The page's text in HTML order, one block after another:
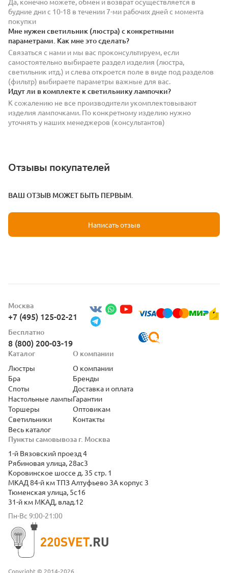
будние дни с 10-18 в течении 7-ми рабочих дней с момента
покупки
Мне нужен светильник (люстра) с конкретными
параметрами. Как мне это сделать?
Связаться с нами и мы вас проконсультируем, если
самостоятельно выбираете раздел изделия (люстра,
светильник итд.) и слева откроется поле в виде под разделов
(фильтр) выбираете параметры важные для вас.
Идут ли в комплекте к светильнику лампочки?
К сожалению не все производители укомплектовывают
изделия лампочками. По конкретному изделию нужно
уточнять у наших менеджеров (консультантов)
Отзывы покупателей
ВАШ ОТЗЫВ МОЖЕТ БЫТЬ ПЕРВЫМ.
Написать отзыв
Copyright © 2014-2026
Москва
+7 (495) 125-02-21
Бесплатно
8 (800) 200-03-19
Пункты самовывоза г. Москва
1-й Вязовский проезд 4
Рябиновая улица, 28ас3
Коровинское шоссе д. 35 стр. 1
МКАД 84-й км ТПЗ Алтуфьево 3А корпус 3
Тюменская улица, 5с16
31-й км МКАД, влад.12
Пн-Вс 9:00-21:00
Каталог
Люстры
Бра
Споты
Настольные лампы
Торшеры
Светильники
Весь каталог
О компании
О компании
Бренды
Доставка и оплата
Гарантии
Оптовикам
Контакты